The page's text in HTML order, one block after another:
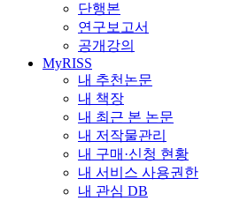
단행본
연구보고서
공개강의
MyRISS
내 추천논문
내 책장
내 최근 본 논문
내 저작물관리
내 구매·신청 현황
내 서비스 사용권한
내 관심 DB